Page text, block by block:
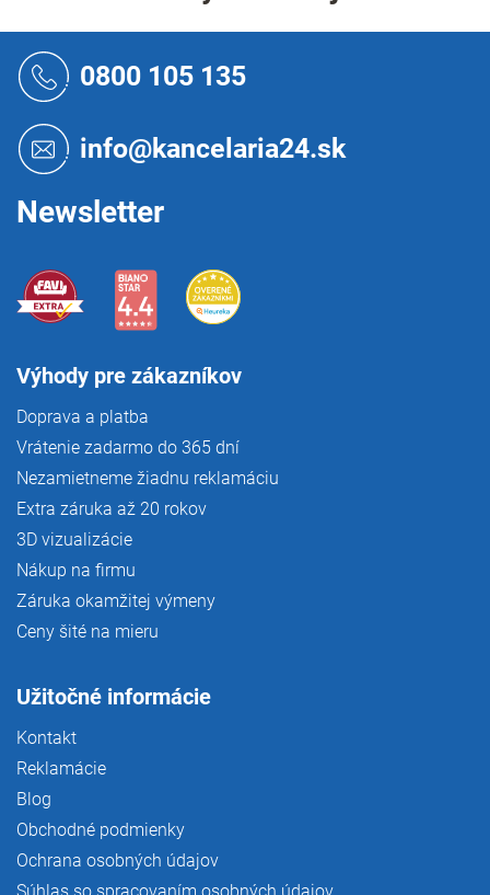
0800 105 135
info@kancelaria24.sk
Newsletter
Výhody pre zákazníkov
Doprava a platba
Vrátenie zadarmo do 365 dní
Nezamietneme žiadnu reklamáciu
Extra záruka až 20 rokov
3D vizualizácie
Nákup na firmu
Záruka okamžitej výmeny
Ceny šité na mieru
Užitočné informácie
Kontakt
Reklamácie
Blog
Obchodné podmienky
Ochrana osobných údajov
Súhlas so spracovaním osobných údajov